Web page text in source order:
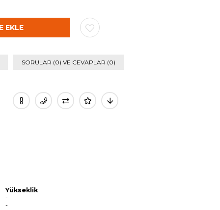
SORULAR (0) VE CEVAPLAR (0)
Yükseklik
-
-